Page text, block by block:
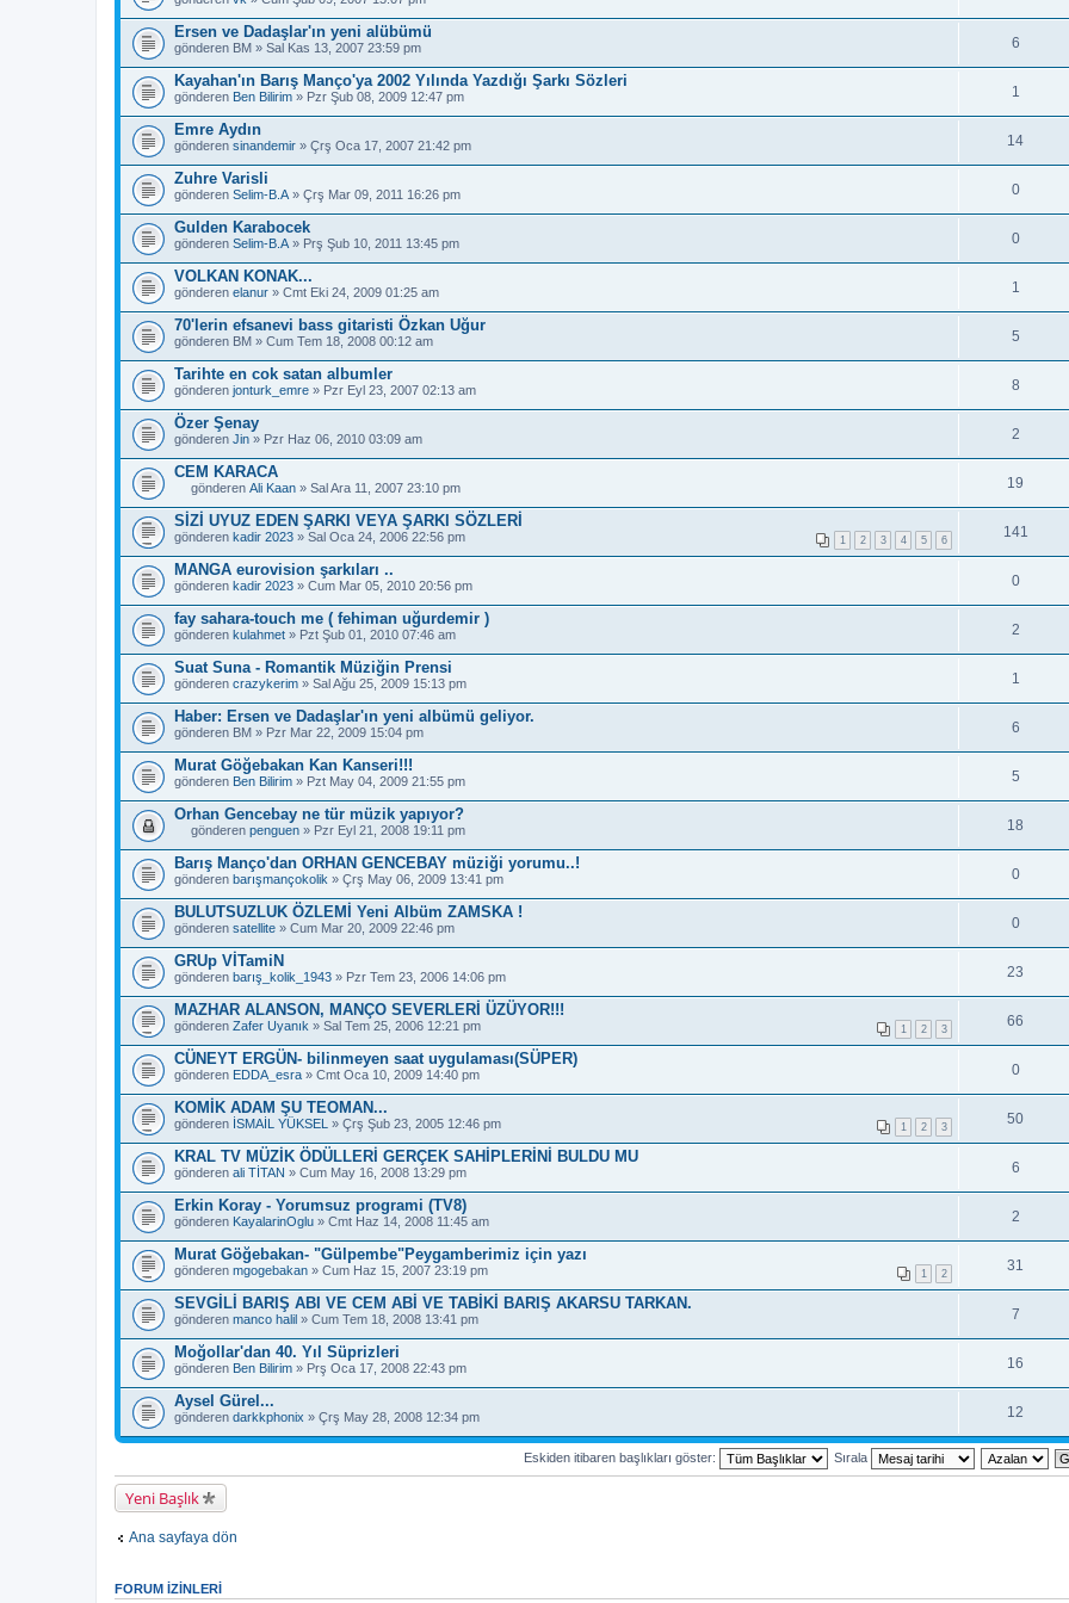
Ersen ve Dadaşlar'ın yeni alübümü
gönderen BM » Sal Kas 13, 2007 23:59 pm 6
Kayahan'ın Barış Manço'ya 2002 Yılında Yazdığı Şarkı Sözleri
gönderen Ben Bilirim » Pzr Şub 08, 2009 12:47 pm 1
Emre Aydın
gönderen sinandemir » Çrş Oca 17, 2007 21:42 pm 14
Zuhre Varisli
gönderen Selim-B.A » Çrş Mar 09, 2011 16:26 pm 0
Gulden Karabocek
gönderen Selim-B.A » Prş Şub 10, 2011 13:45 pm 0
VOLKAN KONAK...
gönderen elanur » Cmt Eki 24, 2009 01:25 am 1
70'lerin efsanevi bass gitaristi Özkan Uğur
gönderen BM » Cum Tem 18, 2008 00:12 am 5
Tarihte en cok satan albumler
gönderen jonturk_emre » Pzr Eyl 23, 2007 02:13 am 8
Özer Şenay
gönderen Jin » Pzr Haz 06, 2010 03:09 am 2
CEM KARACA
B
u
b
a
ş
l
ı
b
i
r
a
n
k
e
t
e
a
h
i
p
.
gönderen Ali Kaan » Sal Ara 11, 2007 23:10 pm 19
SİZİ UYUZ EDEN ŞARKI VEYA ŞARKI SÖZLERİ
1 2 3 4 5 6
gönderen kadir 2023 » Sal Oca 24, 2006 22:56 pm 141
MANGA eurovision şarkıları ..
gönderen kadir 2023 » Cum Mar 05, 2010 20:56 pm 0
fay sahara-touch me ( fehiman uğurdemir )
gönderen kulahmet » Pzt Şub 01, 2010 07:46 am 2
Suat Suna - Romantik Müziğin Prensi
gönderen crazykerim » Sal Ağu 25, 2009 15:13 pm 1
Haber: Ersen ve Dadaşlar'ın yeni albümü geliyor.
gönderen BM » Pzr Mar 22, 2009 15:04 pm 6
Murat Göğebakan Kan Kanseri!!!
gönderen Ben Bilirim » Pzt May 04, 2009 21:55 pm 5
Orhan Gencebay ne tür müzik yapıyor?
B
b
a
ş
l
ı
b
i
r
a
n
k
e
t
e
a
h
i
p
.
gönderen penguen » Pzr Eyl 21, 2008 19:11 pm 18
Barış Manço'dan ORHAN GENCEBAY müziği yorumu..!
gönderen barışmançokolik » Çrş May 06, 2009 13:41 pm 0
BULUTSUZLUK ÖZLEMİ Yeni Albüm ZAMSKA !
gönderen satellite » Cum Mar 20, 2009 22:46 pm 0
GRUp VİTamiN
gönderen barış_kolik_1943 » Pzr Tem 23, 2006 14:06 pm 23
MAZHAR ALANSON, MANÇO SEVERLERİ ÜZÜYOR!!!
1 2 3
gönderen Zafer Uyanık » Sal Tem 25, 2006 12:21 pm 66
CÜNEYT ERGÜN- bilinmeyen saat uygulaması(SÜPER)
gönderen EDDA_esra » Cmt Oca 10, 2009 14:40 pm 0
KOMİK ADAM ŞU TEOMAN...
1 2 3
gönderen İSMAİL YÜKSEL » Çrş Şub 23, 2005 12:46 pm 50
KRAL TV MÜZİK ÖDÜLLERİ GERÇEK SAHİPLERİNİ BULDU MU
gönderen ali TİTAN » Cum May 16, 2008 13:29 pm 6
Erkin Koray - Yorumsuz programi (TV8)
gönderen KayalarinOglu » Cmt Haz 14, 2008 11:45 am 2
Murat Göğebakan- "Gülpembe"Peygamberimiz için yazı
1 2
gönderen mgogebakan » Cum Haz 15, 2007 23:19 pm 31
SEVGİLİ BARIŞ ABI VE CEM ABİ VE TABİKİ BARIŞ AKARSU TARKAN.
gönderen manco halil » Cum Tem 18, 2008 13:41 pm 7
Moğollar'dan 40. Yıl Süprizleri
gönderen Ben Bilirim » Prş Oca 17, 2008 22:43 pm 16
Aysel Gürel...
gönderen darkkphonix » Çrş May 28, 2008 12:34 pm 12
Eskiden itibaren başlıkları göster: Sırala
Yeni Başlık
Ana sayfaya dön
FORUM IZINLERI